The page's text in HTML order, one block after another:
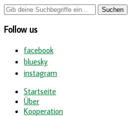
Follow us
facebook
bluesky
instagram
Startseite
Über
Kooperation